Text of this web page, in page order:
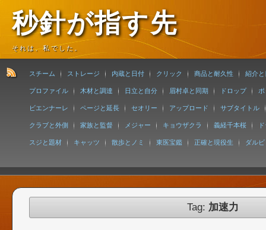
秒針が指す先
それは、私でした。
スチーム ストレージ 内蔵と日付 クリック 商品と耐久性 紹介と
プロファイル 木材と調達 日立と自分 眉村卓と同期 ドロップ
ビエンナーレ ページと延長 セオリー アップロード サブタイトル
クラブと外側 家族と監督 メジャー キョウザクラ 義経千本桜
スジと題材 キャッツ 散歩とノミ 東医宝鑑 正確と現役生 ダル
Tag: 加速力